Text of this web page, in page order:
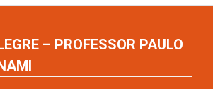
– PROFESSOR PAULO